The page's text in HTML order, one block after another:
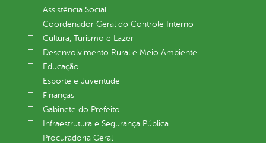
Assistência Social
Coordenador Geral do Controle Interno
Cultura, Turismo e Lazer
Desenvolvimento Rural e Meio Ambiente
Educação
Esporte e Juventude
Finanças
Gabinete do Prefeito
Infraestrutura e Segurança Pública
Procuradoria Geral